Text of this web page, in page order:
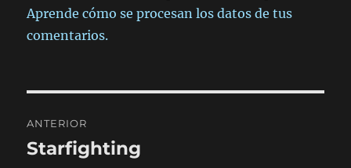
Aprende cómo se procesan los datos de tus
comentarios.
de
ANTERIOR
Entrada
Starfighting